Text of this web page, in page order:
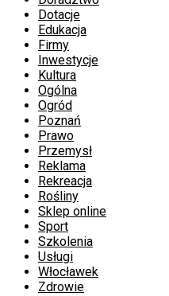
Dotacje
Edukacja
Firmy
Inwestycje
Kultura
Ogólna
Ogród
Poznań
Prawo
Przemysł
Reklama
Rekreacja
Rośliny
Sklep online
Sport
Szkolenia
Usługi
Włocławek
Zdrowie